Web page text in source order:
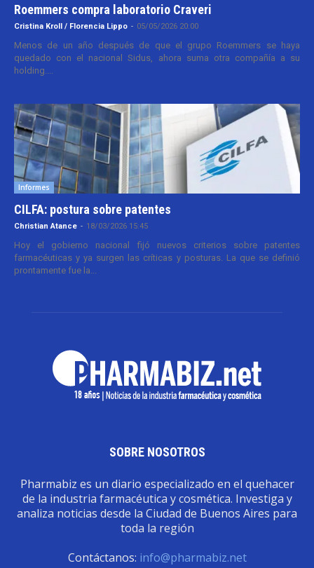
Roemmers compra laboratorio Craveri
Cristina Kroll / Florencia Lippo - 05/05/2026 20:00
Menos de un año después de que el grupo Roemmers se haya
quedado con el nacional Sidus, ahora suma otra compañía a su
holding....
Informes
CILFA: postura sobre patentes
Christian Atance - 18/03/2026 15:45
Hoy el gobierno nacional fijó nuevos criterios sobre patentes
farmacéuticas y ya surgen las críticas y posturas. La que se definió
prontamente fue la...
SOBRE NOSOTROS
Pharmabiz es un diario especializado en el quehacer
de la industria farmacéutica y cosmética. Investiga y
analiza noticias desde la Ciudad de Buenos Aires para
toda la región
Contáctanos: info@pharmabiz.net